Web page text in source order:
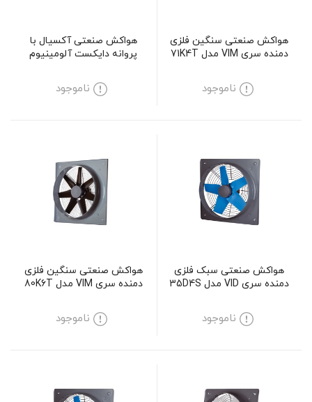
هواکش صنعتی سنگین فلزی
دمنده سری VIM مدل 71K4T
ناموجود
هواکش صنعتی آکسیال با
پروانه دایکست آلومینیوم
4T-500
ناموجود
هواکش صنعتی سبک فلزی
دمنده سری VID مدل 35D4S
ناموجود
هواکش صنعتی سنگین فلزی
دمنده سری VIM مدل 80K6T
ناموجود